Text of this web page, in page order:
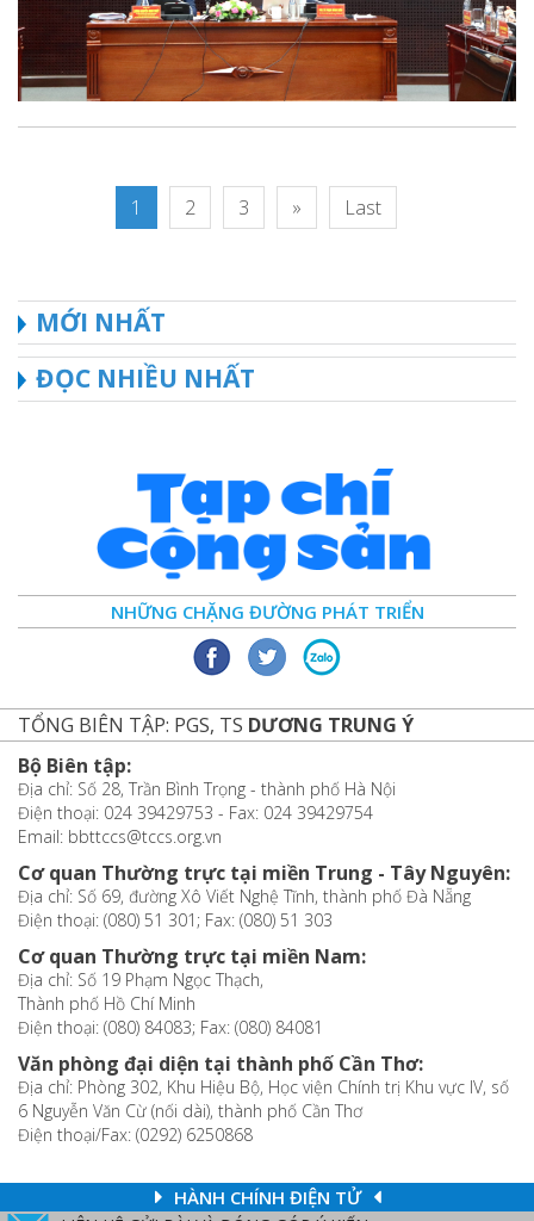
1 2 3 » Last
MỚI NHẤT
ĐỌC NHIỀU NHẤT
NHỮNG CHẶNG ĐƯỜNG PHÁT TRIỂN
TỔNG BIÊN TẬP: PGS, TS DƯƠNG TRUNG Ý
Bộ Biên tập:
Địa chỉ: Số 28, Trần Bình Trọng - thành phố Hà Nội
Điện thoại: 024 39429753 - Fax: 024 39429754
Email: bbttccs@tccs.org.vn
Cơ quan Thường trực tại miền Trung - Tây Nguyên:
Địa chỉ: Số 69, đường Xô Viết Nghệ Tĩnh, thành phố Đà Nẵng
Điện thoại: (080) 51 301; Fax: (080) 51 303
Cơ quan Thường trực tại miền Nam:
Địa chỉ: Số 19 Phạm Ngọc Thạch,
Thành phố Hồ Chí Minh
Điện thoại: (080) 84083; Fax: (080) 84081
Văn phòng đại diện tại thành phố Cần Thơ:
Địa chỉ: Phòng 302, Khu Hiệu Bộ, Học viện Chính trị Khu vực IV, số
6 Nguyễn Văn Cừ (nối dài), thành phố Cần Thơ
Điện thoại/Fax: (0292) 6250868
HÀNH CHÍNH ĐIỆN TỬ